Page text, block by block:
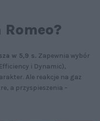
w 5,9 s. Zapewnia wybór
i Dynamic),
Ale reakcje na gaz
a przyspieszenia –